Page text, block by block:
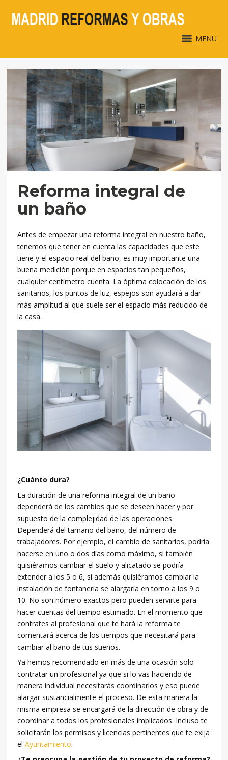
MENU
Reforma integral de
un baño
Antes de empezar una reforma integral en nuestro baño,
tenemos que tener en cuenta las capacidades que este
tiene y el espacio real del baño, es muy importante una
buena medición porque en espacios tan pequeños,
cualquier centímetro cuenta. La óptima colocación de los
sanitarios, los puntos de luz, espejos son ayudará a dar
más amplitud al que suele ser el espacio más reducido de
la casa.
¿Cuánto dura?
La duración de una reforma integral de un baño
dependerá de los cambios que se deseen hacer y por
supuesto de la complejidad de las operaciones.
Dependerá del tamaño del baño, del número de
trabajadores. Por ejemplo, el cambio de sanitarios, podría
hacerse en uno o dos días como máximo, si también
quisiéramos cambiar el suelo y alicatado se podría
extender a los 5 o 6, si además quisiéramos cambiar la
instalación de fontanería se alargaría en torno a los 9 o
10. No son número exactos pero pueden servirte para
hacer cuentas del tiempo estimado. En el momento que
contrates al profesional que te hará la reforma te
comentará acerca de los tiempos que necesitará para
cambiar al baño de tus sueños.
Ya hemos recomendado en más de una ocasión solo
contratar un profesional ya que si lo vas haciendo de
manera individual necesitarás coordinarlos y eso puede
alargar sustancialmente el proceso. De esta manera la
misma empresa se encargará de la dirección de obra y de
coordinar a todos los profesionales implicados. Incluso te
solicitarán los permisos y licencias pertinentes que te exija
elAyuntamiento.